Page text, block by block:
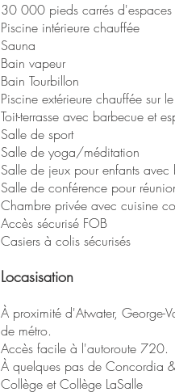
30 000 pieds carrés d'espaces
Piscine intérieure chauffée
Sauna
Bain vapeur
Bain Tourbillon
Piscine extérieure chauffée sur
Toit-terrasse avec barbecue et
Salle de sport
Salle de yoga/méditation
Salle de jeux pour enfants
Salle de conférence pour
Chambre privée avec cuisine
Accès sécurisé FOB
Casiers à colis sécurisés
Locasisation
À proximité d'Atwater, George-
de métro.
Accès facile à l'autoroute 720.
À quelques pas de Concordia
Collège et Collège LaSalle